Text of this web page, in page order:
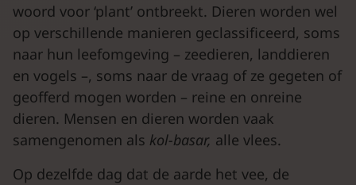
woord voor ‘plant’ ontbreekt. Dieren worden wel
op verschillende manieren geclassificeerd, soms
naar hun leefomgeving – zeedieren, landdieren
en vogels –, soms naar de vraag of ze gegeten of
geofferd mogen worden – reine en onreine
dieren. Mensen en dieren worden vaak
samengenomen als kol-basar, alle vlees.
Op dezelfde dag dat de aarde het vee, de